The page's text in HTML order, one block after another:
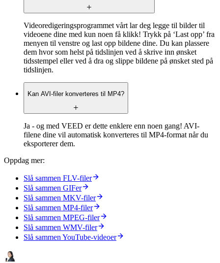
Videoredigeringsprogrammet vårt lar deg legge til bilder til
videoene dine med kun noen få klikk! Trykk på ‘Last opp’ fra
menyen til venstre og last opp bildene dine. Du kan plassere
dem hvor som helst på tidslinjen ved å skrive inn ønsket
tidsstempel eller ved å dra og slippe bildene på ønsket sted på
tidslinjen.
Kan AVI-filer konverteres til MP4?
Ja - og med VEED er dette enklere enn noen gang! AVI-
filene dine vil automatisk konverteres til MP4-format når du
eksporterer dem.
Oppdag mer:
Slå sammen FLV-filer
Slå sammen GIFer
Slå sammen MKV-filer
Slå sammen MP4-filer
Slå sammen MPEG-filer
Slå sammen WMV-filer
Slå sammen YouTube-videoer